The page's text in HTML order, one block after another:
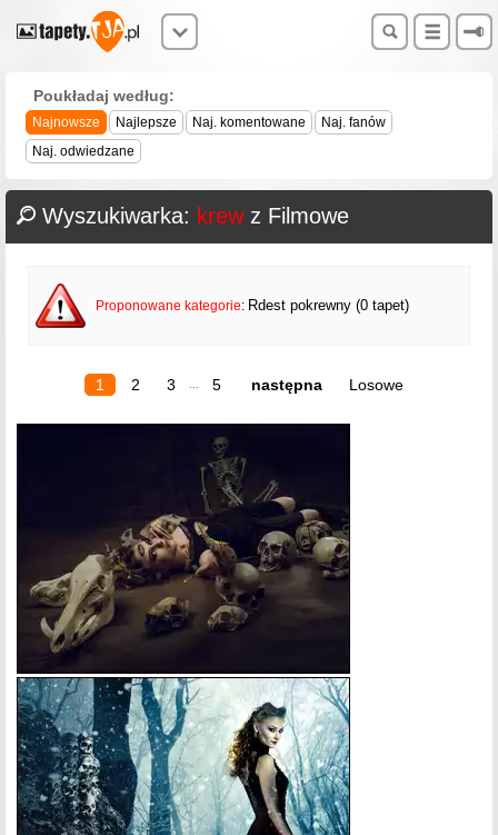
Poukładaj według:
Najnowsze Najlepsze Naj. komentowane
Naj. fanów
Naj. odwiedzane
Wyszukiwarka: krewz Filmowe
Proponowane kategorie: Rdest pokrewny (0 tapet)
1 2 3 5 następna Losowe